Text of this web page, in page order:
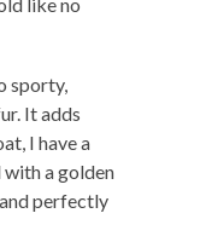
sporty,
It adds
I have a
with a golden
perfectly